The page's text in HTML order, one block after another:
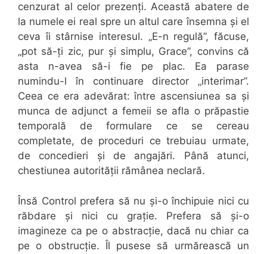
cenzurat al celor prezenți. Această abatere de
la numele ei real spre un altul care însemna și el
ceva îi stârnise interesul. „E-n regulă”, făcuse,
„pot să-ți zic, pur și simplu, Grace”, convins că
asta n-avea să-i fie pe plac. Ea parase
numindu-l în continuare director „interimar”.
Ceea ce era adevărat: între ascensiunea sa și
munca de adjunct a femeii se afla o prăpastie
temporală de formulare ce se cereau
completate, de proceduri ce trebuiau urmate,
de concedieri și de angajări. Până atunci,
chestiunea autorității rămânea neclară.
Însă Control prefera să nu și-o închipuie nici cu
răbdare și nici cu grație. Prefera să și-o
imagineze ca pe o abstracție, dacă nu chiar ca
pe o obstrucție. Îl pusese să urmărească un